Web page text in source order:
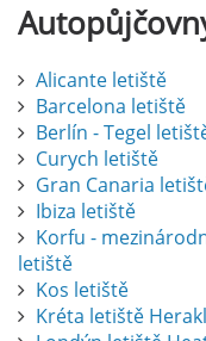
Alicante letiště
Barcelona letiště
Berlín - Tegel
Curych letiště
Gran Canaria
Ibiza letiště
Korfu -
letiště
Kos letiště
Kréta letiště